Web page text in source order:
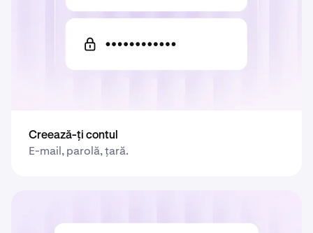
Creează-ți contul
E-mail, parolă, țară.